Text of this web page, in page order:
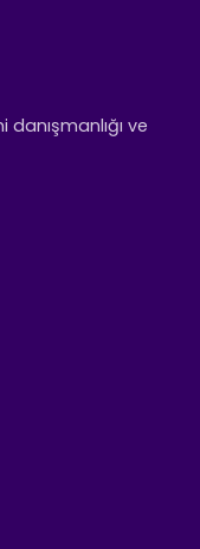
danışmanlığı ve